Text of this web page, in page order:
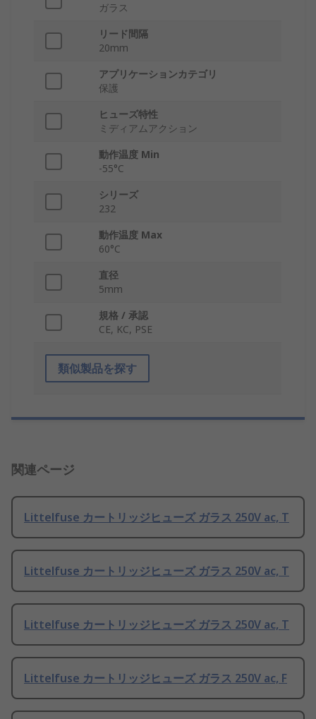
ガラス
リード間隔
20mm
アプリケーションカテゴリ
保護
ヒューズ特性
ミディアムアクション
動作温度 Min
-55°C
シリーズ
232
動作温度 Max
60°C
直径
5mm
規格 / 承認
CE, KC, PSE
類似製品を探す
関連ページ
Littelfuse カートリッジヒューズ ガラス 250V ac, T
Littelfuse カートリッジヒューズ ガラス 250V ac, T
Littelfuse カートリッジヒューズ ガラス 250V ac, T
Littelfuse カートリッジヒューズ ガラス 250V ac, F